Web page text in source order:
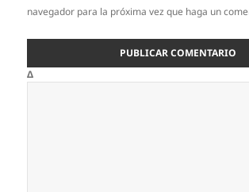
navegador para la próxima vez que haga un
Δ